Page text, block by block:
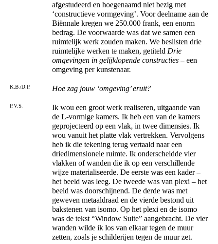
afgestudeerd en hoegenaamd niet bezig met
‘constructieve vormgeving’. Voor deelname aan de
Biënnale kregen we 250.000 frank, een enorm
bedrag. De voorwaarde was dat we samen een
ruimtelijk werk zouden maken. We beslisten drie
ruimtelijke werken te maken, getiteld Drie
omgevingen in gelijklopende constructies– een
omgeving per kunstenaar.
K.B./D.P. Hoe zag jouw ‘omgeving’ eruit?
P.V.S.
Ik wou een groot werk realiseren, uitgaande van
de L-vormige kamers. Ik heb een van de kamers
geprojecteerd op een vlak, in twee dimensies. Ik
wou vanuit het platte vlak vertrekken. Vervolgens
heb ik die tekening terug vertaald naar een
driedimensionele ruimte. Ik onderscheidde vier
vlakken of wanden die ik op een verschillende
wijze materialiseerde. De eerste was een kader –
het beeld was leeg. De tweede was van plexi – het
beeld was doorschijnend. De derde was met
geweven metaaldraad en de vierde bestond uit
bakstenen van isomo. Op het plexi en de isomo
was de tekst “Window Suite” aangebracht. De vier
wanden wilde ik los van elkaar tegen de muur
zetten, zoals je schilderijen tegen de muur zet.